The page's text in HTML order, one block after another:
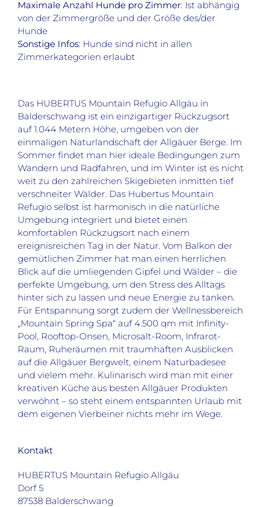
Maximale Anzahl Hunde pro Zimmer: Ist abhängig
von der Zimmergröße und der Größe des/der
Hunde
Sonstige Infos: Hunde sind nicht in allen
Zimmerkategorien erlaubt
Das HUBERTUS Mountain Refugio Allgäu in
Balderschwang ist ein einzigartiger Rückzugsort
auf 1.044 Metern Höhe, umgeben von der
einmaligen Naturlandschaft der Allgäuer Berge. Im
Sommer findet man hier ideale Bedingungen zum
Wandern und Radfahren, und im Winter ist es nicht
weit zu den zahlreichen Skigebieten inmitten tief
verschneiter Wälder. Das Hubertus Mountain
Refugio selbst ist harmonisch in die natürliche
Umgebung integriert und bietet einen
komfortablen Rückzugsort nach einem
ereignisreichen Tag in der Natur. Vom Balkon der
gemütlichen Zimmer hat man einen herrlichen
Blick auf die umliegenden Gipfel und Wälder – die
perfekte Umgebung, um den Stress des Alltags
hinter sich zu lassen und neue Energie zu tanken.
Für Entspannung sorgt zudem der Wellnessbereich
„Mountain Spring Spa“ auf 4.500 qm mit Infinity-
Pool, Rooftop-Onsen, Microsalt-Room, Infrarot-
Raum, Ruheräumen mit traumhaften Ausblicken
auf die Allgäuer Bergwelt, einem Naturbadesee
und vielem mehr. Kulinarisch wird man mit einer
kreativen Küche aus besten Allgäuer Produkten
verwöhnt – so steht einem entspannten Urlaub mit
dem eigenen Vierbeiner nichts mehr im Wege.
Kontakt
HUBERTUS Mountain Refugio Allgäu
Dorf 5
87538 Balderschwang